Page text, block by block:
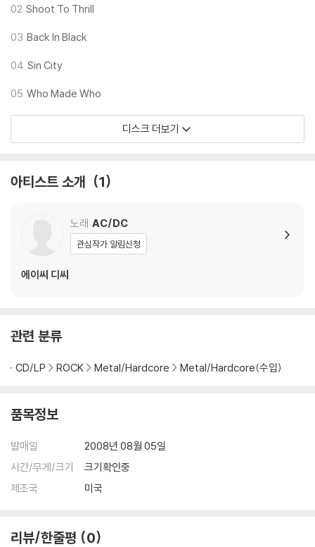
02 Shoot To Thrill
03 Back In Black
04 Sin City
05 Who Made Who
디스크 더보기
아티스트 소개 1
노래 AC/DC
관심작가 알림신청
에이씨 디씨
관련 분류
CD/LP ROCK Metal/Hardcore Metal/Hardcore(수입)
품목정보
발매일
2008년 08월 05일
시간/무게/크기
크기확인중
제조국
미국
리뷰/한줄평 0